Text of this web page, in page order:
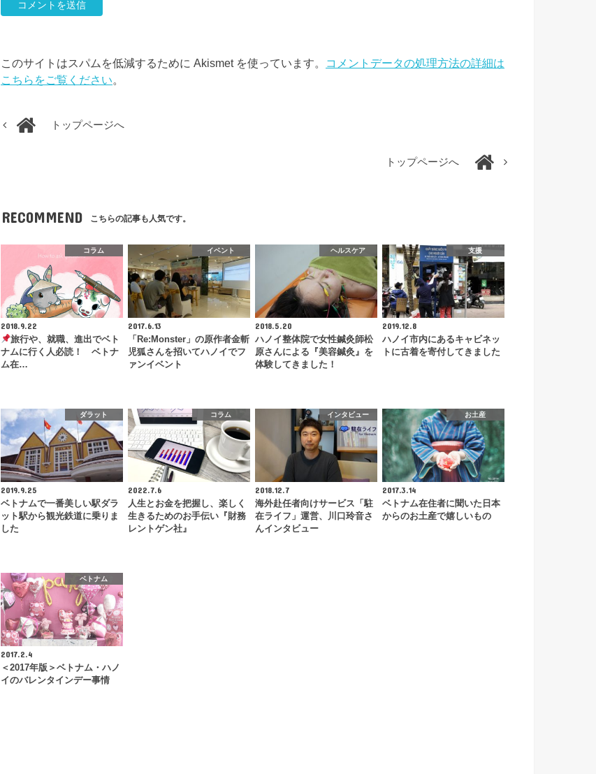
このサイトはスパムを低減するために Akismet を使っています。
コメントデータの処理方法の詳細は
こちらをご覧ください。
トップページへ
トップページへ
RECOMMEND こちらの記事も人気です。
コラム
2018.9.22
旅行や、就職、進出でベト
ナムに行く人必読！ ベトナ
ム在…
イベント
2017.6.13
「Re:Monster」の原作者金斬
児狐さんを招いてハノイでフ
ァンイベント
ヘルスケア
2018.5.20
ハノイ整体院で女性鍼灸師松
原さんによる『美容鍼灸』を
体験してきました！
支援
2019.12.8
ハノイ市内にあるキャビネッ
トに古着を寄付してきました
ダラット
2019.9.25
ベトナムで一番美しい駅ダラ
ット駅から観光鉄道に乗りま
した
コラム
2022.7.6
人生とお金を把握し、楽しく
生きるためのお手伝い『財務
レントゲン社』
インタビュー
2018.12.7
海外赴任者向けサービス「駐
在ライフ」運営、川口玲音さ
んインタビュー
お土産
2017.3.14
ベトナム在住者に聞いた日本
からのお土産で嬉しいもの
ベトナム
2017.2.4
＜2017年版＞ベトナム・ハノ
イのバレンタインデー事情